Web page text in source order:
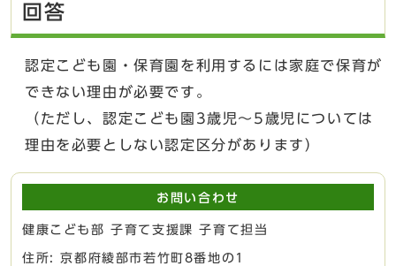
回答
認定こども園・保育園を利用するには家庭で保育が
できない理由が必要です。
（ただし、認定こども園3歳児～5歳児については
理由を必要としない認定区分があります）
お問い合わせ
健康こども部 子育て支援課 子育て担当
住所: 京都府綾部市若竹町8番地の1